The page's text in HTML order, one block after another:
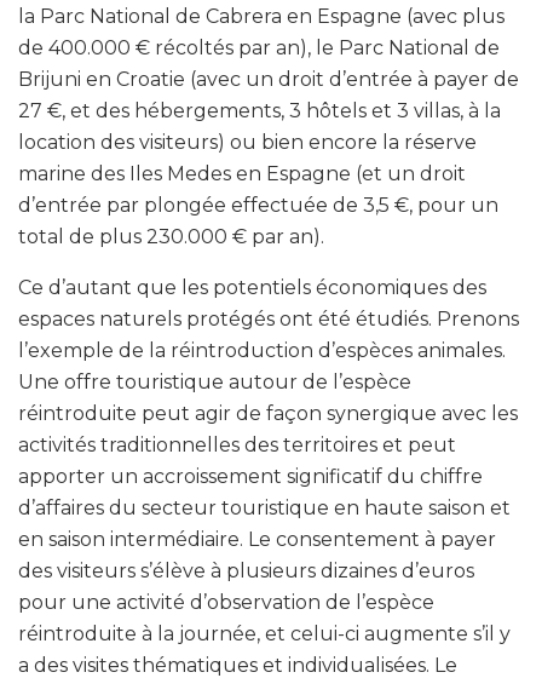
la Parc National de Cabrera en Espagne (avec plus
de 400.000 € récoltés par an), le Parc National de
Brijuni en Croatie (avec un droit d’entrée à payer de
27 €, et des hébergements, 3 hôtels et 3 villas, à la
location des visiteurs) ou bien encore la réserve
marine des Iles Medes en Espagne (et un droit
d’entrée par plongée effectuée de 3,5 €, pour un
total de plus 230.000 € par an).
Ce d’autant que les potentiels économiques des
espaces naturels protégés ont été étudiés. Prenons
l’exemple de la réintroduction d’espèces animales.
Une offre touristique autour de l’espèce
réintroduite peut agir de façon synergique avec les
activités traditionnelles des territoires et peut
apporter un accroissement significatif du chiffre
d’affaires du secteur touristique en haute saison et
en saison intermédiaire. Le consentement à payer
des visiteurs s’élève à plusieurs dizaines d’euros
pour une activité d’observation de l’espèce
réintroduite à la journée, et celui-ci augmente s’il y
a des visites thématiques et individualisées. Le